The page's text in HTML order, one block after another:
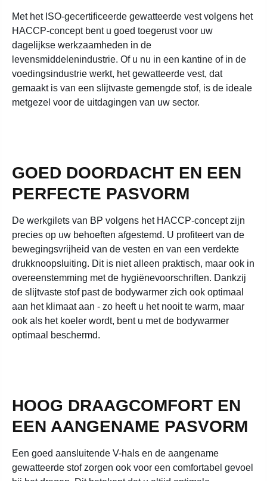
Met het ISO-gecertificeerde gewatteerde vest volgens het
HACCP-concept bent u goed toegerust voor uw
dagelijkse werkzaamheden in de
levensmiddelenindustrie. Of u nu in een kantine of in de
voedingsindustrie werkt, het gewatteerde vest, dat
gemaakt is van een slijtvaste gemengde stof, is de ideale
metgezel voor de uitdagingen van uw sector.
GOED DOORDACHT EN EEN
PERFECTE PASVORM
De werkgilets van BP volgens het HACCP-concept zijn
precies op uw behoeften afgestemd. U profiteert van de
bewegingsvrijheid van de vesten en van een verdekte
drukknoopsluiting. Dit is niet alleen praktisch, maar ook in
overeenstemming met de hygiënevoorschriften. Dankzij
de slijtvaste stof past de bodywarmer zich ook optimaal
aan het klimaat aan - zo heeft u het nooit te warm, maar
ook als het koeler wordt, bent u met de bodywarmer
optimaal beschermd.
HOOG DRAAGCOMFORT EN
EEN AANGENAME PASVORM
Een goed aansluitende V-hals en de aangename
gewatteerde stof zorgen ook voor een comfortabel gevoel